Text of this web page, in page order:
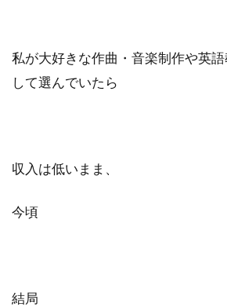
私が大好きな作曲・音楽制作や英
して選んでいたら
収入は低いまま、
今頃
結局